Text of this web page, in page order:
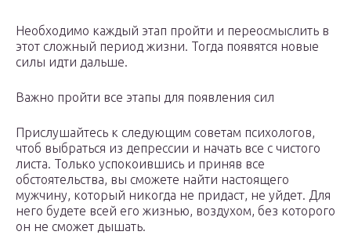
Необходимо каждый этап пройти и переосмыслить в
этот сложный период жизни. Тогда появятся новые
силы идти дальше.
Важно пройти все этапы для появления сил
Прислушайтесь к следующим советам психологов,
чтоб выбраться из депрессии и начать все с чистого
листа. Только успокоившись и приняв все
обстоятельства, вы сможете найти настоящего
мужчину, который никогда не придаст, не уйдет. Для
него будете всей его жизнью, воздухом, без которого
он не сможет дышать.